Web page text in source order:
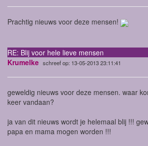
Prachtig nieuws voor deze mensen!
RE: Blij voor hele lieve mensen
Krumelke schreef op: 13-05-2013 23:11:41
geweldig nieuws voor deze mensen. waar
keer vandaan?
ja van dit nieuws wordt je helemaal blij !!!
papa en mama mogen worden !!!